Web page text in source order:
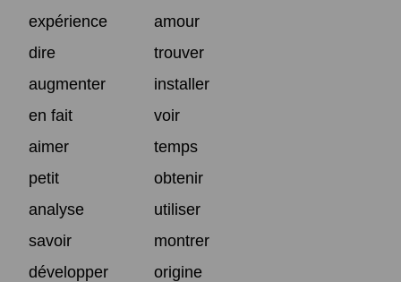
expérience
amour
dire
trouver
augmenter
installer
en fait
voir
aimer
temps
petit
obtenir
analyse
utiliser
savoir
montrer
développer
origine